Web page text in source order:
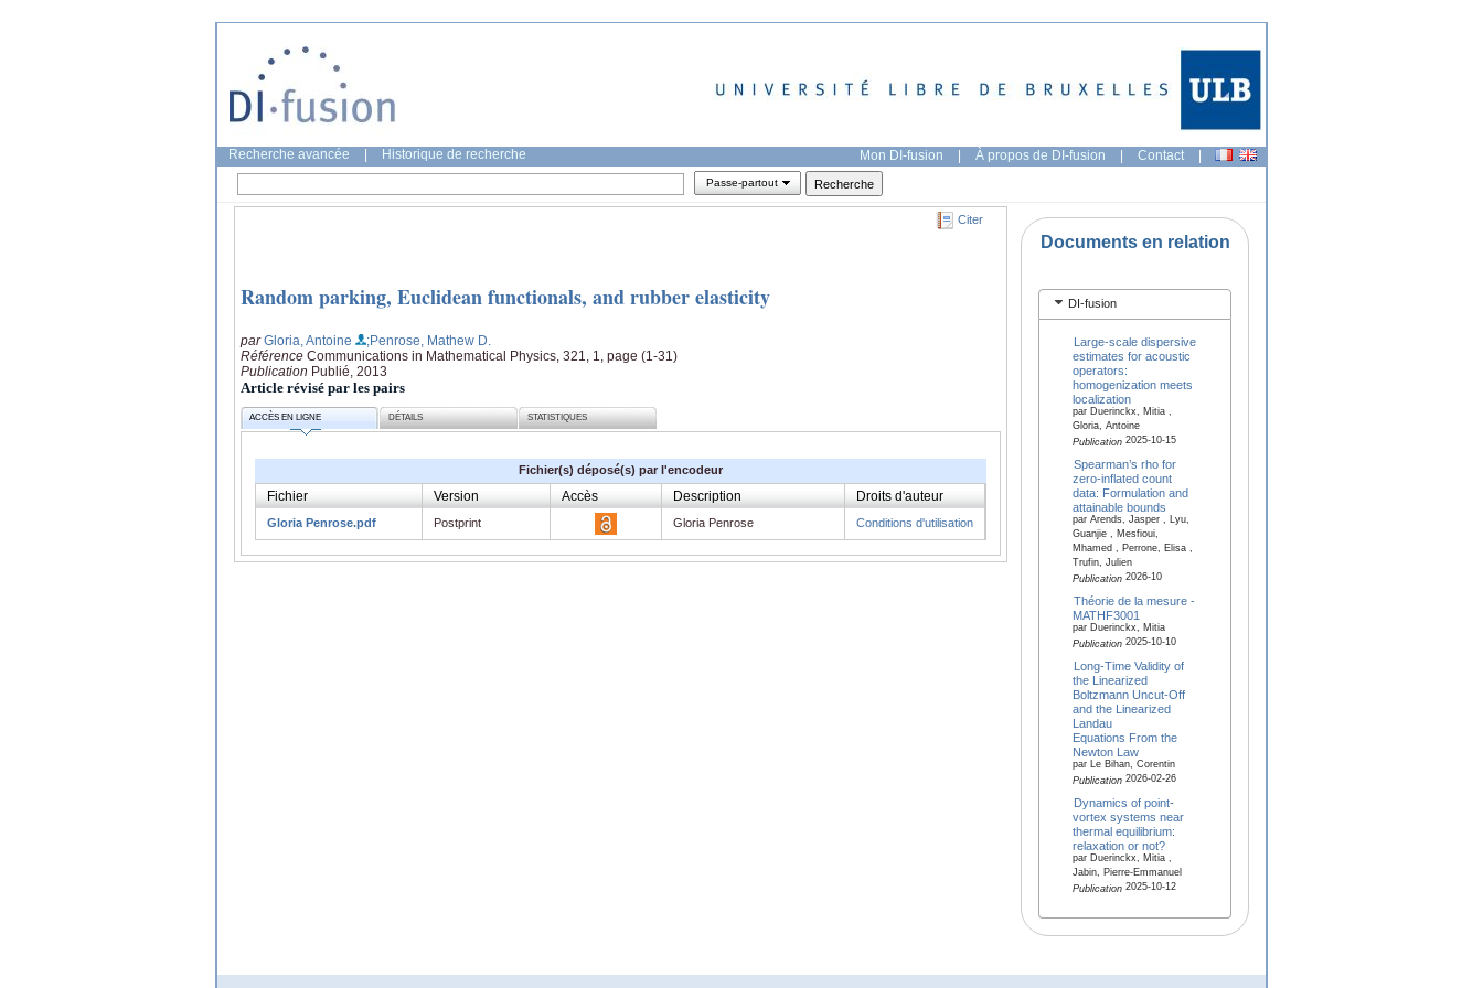
Recherche avancée Historique de recherche Mon DI-fusion | À propos de DI-fusion | Contact |
Passe-partout
Citer
Random parking, Euclidean functionals, and rubber elasticity
parGloria, Antoine
;Penrose, Mathew D.
Référence Communications in Mathematical Physics, 321, 1, page (1-31)
Publication Publié, 2013
Article révisé par les pairs
ACCÈS EN LIGNE DÉTAILS STATISTIQUES
Fichier(s) déposé(s) par l'encodeur
Fichier Version Accès Description Droits d'auteur
Gloria Penrose.pdf Postprint Gloria Penrose Conditions d'utilisation
Documents en relation
DI-fusion
Large-scale dispersive
estimates for acoustic
operators:
homogenization meets
localization
par Duerinckx, Mitia ,
Gloria, Antoine
Publication2025-10-15
Spearman’s rho for
zero-inflated count
data: Formulation and
attainable bounds
par Arends, Jasper , Lyu,
Guanjie , Mesfioui,
Mhamed , Perrone, Elisa ,
Trufin, Julien
Publication2026-10
Théorie de la mesure -
MATHF3001
par Duerinckx, Mitia
Publication2025-10-10
Long‐Time Validity of
the Linearized
Boltzmann Uncut‐Off
and the Linearized
Landau
Equations From the
Newton Law
par Le Bihan, Corentin
Publication2026-02-26
Dynamics of point-
vortex systems near
thermal equilibrium:
relaxation or not?
par Duerinckx, Mitia ,
Jabin, Pierre-Emmanuel
Publication2025-10-12